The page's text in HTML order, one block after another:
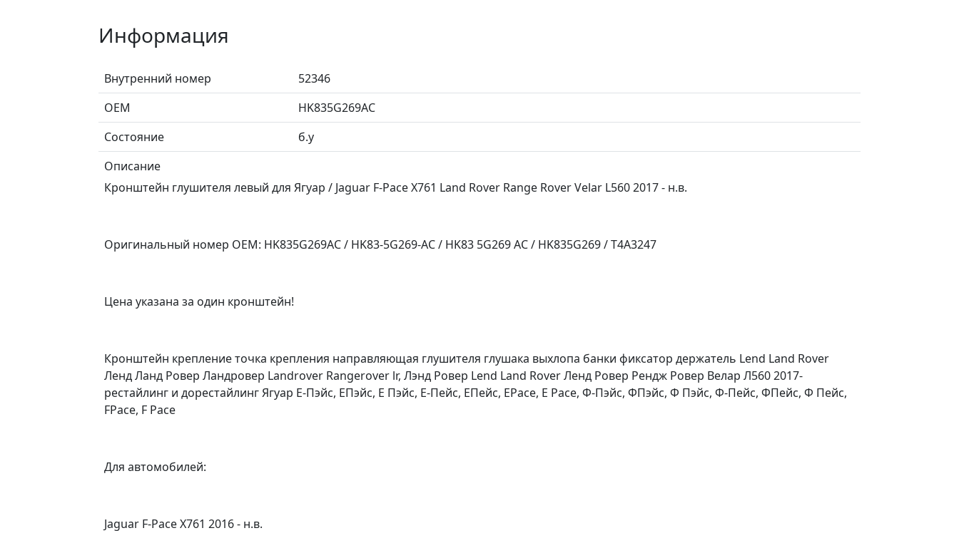
Информация
Внутренний номер
52346
ОЕМ
HK835G269AC
Состояние
б.у
Описание
Кронштейн глушителя левый для Ягуар / Jaguar F-Pace X761 Land Rover Range Rover Velar L560 2017 - н.в.
Оригинальный номер OEM: HK835G269AC / HK83-5G269-AC / HK83 5G269 AC / HK835G269 / T4A3247
Цена указана за один кронштейн!
Кронштейн крепление точка крепления направляющая глушителя глушака выхлопа банки фиксатор держатель Lend Land Rover
Ленд Ланд Ровер Ландровер Landrover Rangerover lr, Лэнд Ровер Lend Land Rover Ленд Ровер Рендж Ровер Велар Л560 2017-
рестайлинг и дорестайлинг Ягуар Е-Пэйс, ЕПэйс, Е Пэйс, Е-Пейс, ЕПейс, EPace, E Pace, Ф-Пэйс, ФПэйс, Ф Пэйс, Ф-Пейс, ФПейс, Ф Пейс,
FPace, F Pace
Для автомобилей:
Jaguar F-Pace X761 2016 - н.в.